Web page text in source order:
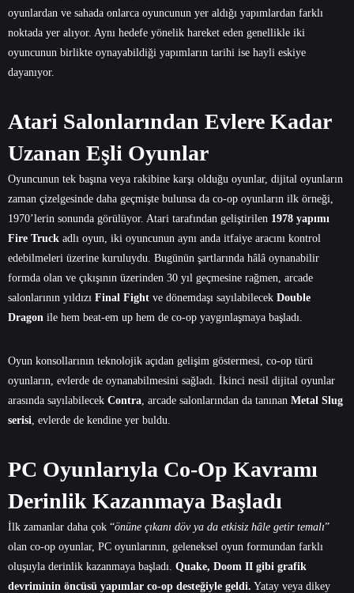
oyunlardan ve sahada onlarca oyuncunun yer aldığı yapımlardan farklı
noktada yer alıyor. Aynı hedefe yönelik hareket eden genellikle iki
oyuncunun birlikte oynayabildiği yapımların tarihi ise hayli eskiye
dayanıyor.
Atari Salonlarından Evlere Kadar
Uzanan Eşli Oyunlar
Oyuncunun tek başına veya rakibine karşı olduğu oyunlar, dijital oyunların
zaman çizelgesinde daha geçmişte bulunsa da co-op oyunların ilk örneği,
1970’lerin sonunda görülüyor. Atari tarafından geliştirilen 1978 yapımı
Fire Truck adlı oyun, iki oyuncunun aynı anda itfaiye aracını kontrol
edebilmeleri üzerine kuruluydu. Bugünün şartlarında hâlâ oynanabilir
formda olan ve çıkışının üzerinden 30 yıl geçmesine rağmen, arcade
salonlarının yıldızı Final Fight ve dönemdaşı sayılabilecek Double
Dragon ile hem beat-em up hem de co-op yaygınlaşmaya başladı.
Oyun konsollarının teknolojik açıdan gelişim göstermesi, co-op türü
oyunların, evlerde de oynanabilmesini sağladı. İkinci nesil dijital oyunlar
arasında sayılabilecek Contra, arcade salonlarından da tanınan Metal Slug
serisi, evlerde de kendine yer buldu.
PC Oyunlarıyla Co-Op Kavramı
Derinlik Kazanmaya Başladı
İlk zamanlar daha çok “önüne çıkanı döv ya da etkisiz hâle getir temalı”
olan co-op oyunlar, PC oyunlarının, geleneksel oyun formundan farklı
oluşuyla derinlik kazanmaya başladı. Quake, Doom II gibi grafik
devriminin öncüsü yapımlar co-op desteğiyle geldi. Yatay veya dikey